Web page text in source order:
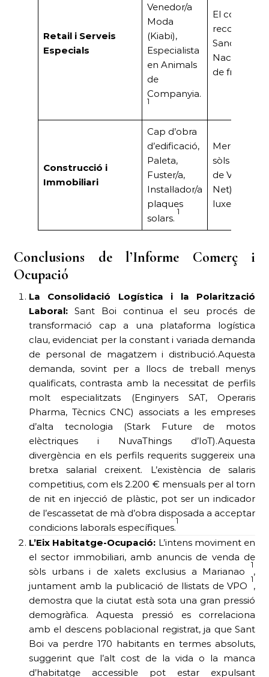
Retail i Serveis
Especials
Venedor/a
Moda
(Kiabi),
Especialista
en Animals
de
Companyia.
1
El comerç
reconegut
Sancho,
de
Construcció i
Immobiliari
Cap d’obra
d’edificació,
Paleta,
Fuster/a,
Instal·lador/a
plaques
solars.
1
Mercat
sòls urbans
de VPO
luxe
Conclusions de l’Informe Comerç i
Ocupació
La Consolidació Logística i la Polarització
Laboral: Sant Boi continua el seu procés de
transformació cap a una plataforma logística
clau, evidenciat per la constant i variada demanda
de personal de magatzem i distribució.Aquesta
demanda, sovint per a llocs de treball menys
qualificats, contrasta amb la necessitat de perfils
molt especialitzats (Enginyers SAT, Operaris
Pharma, Tècnics CNC) associats a les empreses
d’alta tecnologia (Stark Future de motos
elèctriques i NuvaThings d’IoT).Aquesta
divergència en els perfils requerits suggereix una
bretxa salarial creixent. L’existència de salaris
competitius, com els 2.200 € mensuals per al torn
de nit en injecció de plàstic, pot ser un indicador
de l’escassetat de mà d’obra disposada a acceptar
condicions laborals específiques.
1
L’Eix Habitatge-Ocupació: L’intens moviment en
el sector immobiliari, amb anuncis de venda de
sòls urbans i de xalets exclusius a Marianao
1
,
juntament amb la publicació de llistats de VPO
1
,
demostra que la ciutat està sota una gran pressió
demogràfica. Aquesta pressió es correlaciona
amb el descens poblacional registrat, ja que Sant
Boi va perdre 170 habitants en termes absoluts,
suggerint que l’alt cost de la vida o la manca
d’habitatge accessible pot estar expulsant